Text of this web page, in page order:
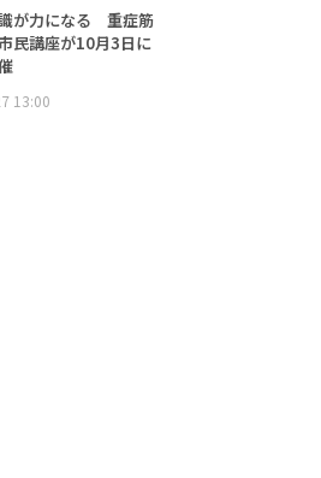
が力になる 重症筋
民講座が10月3日に
13:00